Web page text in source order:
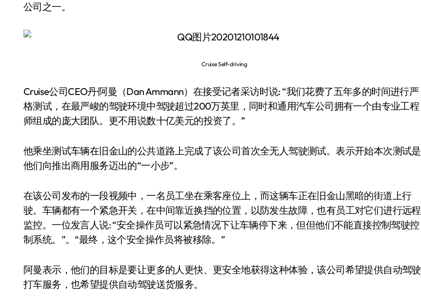
公司之一。
Cruise Self-driving
Cruise公司CEO丹·阿曼（Dan Ammann）在接受记者采访时说: “我们花费了五年多的时间进行严
格测试，在最严峻的驾驶环境中驾驶超过200万英里，同时和通用汽车公司拥有一个由专业工程
师组成的庞大团队。更不用说数十亿美元的投资了。”
他乘坐测试车辆在旧金山的公共道路上完成了该公司首次全无人驾驶测试。表示开始本次测试是
他们向推出商用服务迈出的“一小步”。
在该公司发布的一段视频中，一名员工坐在乘客座位上，而这辆车正在旧金山黑暗的街道上行
驶。车辆都有一个紧急开关，在中间靠近换挡的位置，以防发生故障，也有员工对它们进行远程
监控。一位发言人说: “安全操作员可以紧急情况下让车辆停下来，但但他们不能直接控制驾驶控
制系统。”。“最终，这个安全操作员将被移除。”
阿曼表示，他们的目标是要让更多的人更快、更安全地获得这种体验，该公司希望提供自动驾驶
打车服务，也希望提供自动驾驶送货服务。